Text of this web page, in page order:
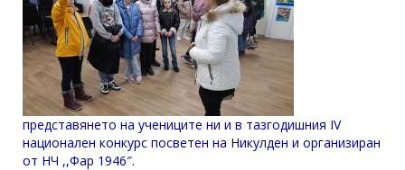
представянето на учениците ни и в тазгодишния IV
национален конкурс посветен на Никулден и организиран
от НЧ ,,Фар 1946″.